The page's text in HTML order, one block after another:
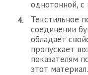
однотонной, с
Текстильное
соединении
обладает
пропускает
показателям
этот материал.